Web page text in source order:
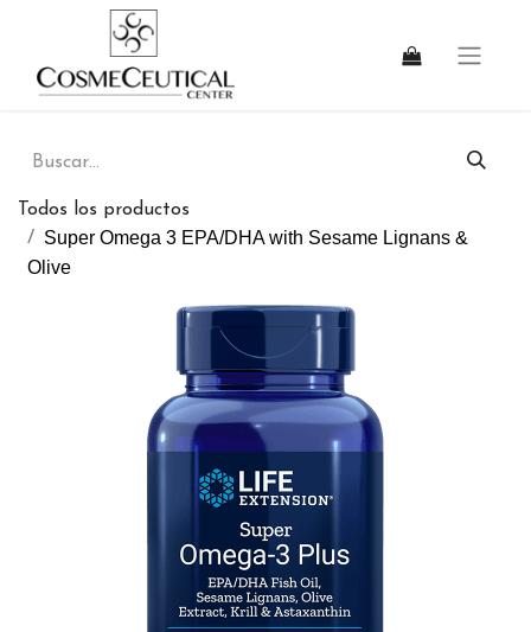
Todos los productos
Super Omega 3 EPA/DHA with Sesame Lignans &
Olive